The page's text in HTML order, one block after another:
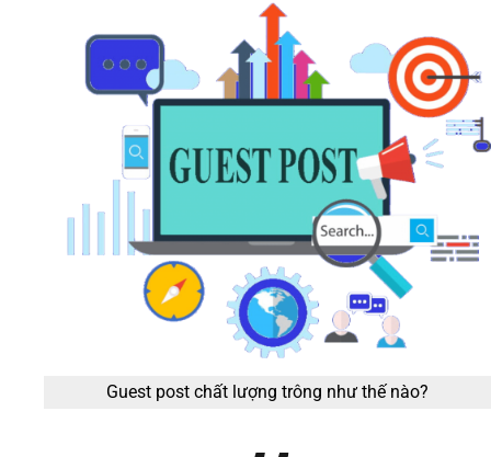
Guest post chất lượng trông như thế nào?